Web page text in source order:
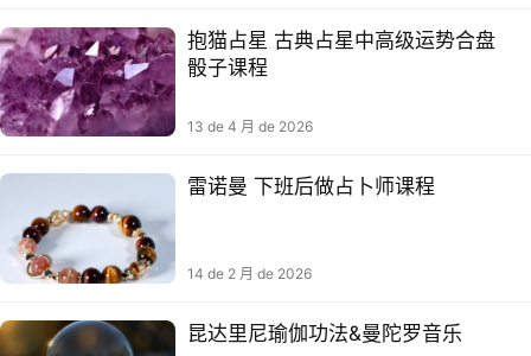
抱猫‮星⁠占‬‎ 古‮占⁠典‬‎星‮高⁠中‬‎级‮势⁠运‬‎合盘‮
子⁠骰‬‎课程
13 de 4 月 de 2026
雷诺曼 下班后做占卜师课程
14 de 2 月 de 2026
昆达里尼瑜伽功法&曼陀罗音乐